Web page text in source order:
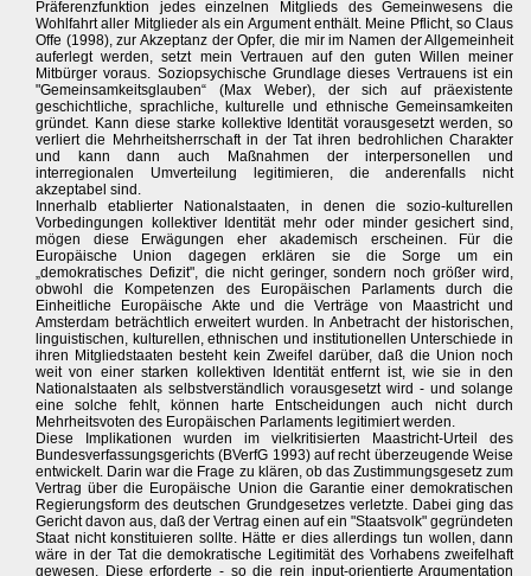
Präferenzfunktion jedes einzelnen Mitglieds des Gemeinwesens die
Wohlfahrt aller Mitglieder als ein Argument enthält. Meine Pflicht, so Claus
Offe (1998), zur Akzeptanz der Opfer, die mir im Namen der Allgemeinheit
auferlegt werden, setzt mein Vertrauen auf den guten Willen meiner
Mitbürger voraus. Soziopsychische Grundlage dieses Vertrauens ist ein
"Gemeinsamkeitsglauben“ (Max Weber), der sich auf präexistente
geschichtliche, sprachliche, kulturelle und ethnische Gemeinsamkeiten
gründet. Kann diese starke kollektive Identität vorausgesetzt werden, so
verliert die Mehrheitsherrschaft in der Tat ihren bedrohlichen Charakter
und kann dann auch Maßnahmen der interpersonellen und
interregionalen Umverteilung legitimieren, die anderenfalls nicht
akzeptabel sind.
Innerhalb etablierter Nationalstaaten, in denen die sozio-kulturellen
Vorbedingungen kollektiver Identität mehr oder minder gesichert sind,
mögen diese Erwägungen eher akademisch erscheinen. Für die
Europäische Union dagegen erklären sie die Sorge um ein
„demokratisches Defizit", die nicht geringer, sondern noch größer wird,
obwohl die Kompetenzen des Europäischen Parlaments durch die
Einheitliche Europäische Akte und die Verträge von Maastricht und
Amsterdam beträchtlich erweitert wurden. In Anbetracht der historischen,
linguistischen, kulturellen, ethnischen und institutionellen Unterschiede in
ihren Mitgliedstaaten besteht kein Zweifel darüber, daß die Union noch
weit von einer starken kollektiven Identität entfernt ist, wie sie in den
Nationalstaaten als selbstverständlich vorausgesetzt wird - und solange
eine solche fehlt, können harte Entscheidungen auch nicht durch
Mehrheitsvoten des Europäischen Parlaments legitimiert werden.
Diese Implikationen wurden im vielkritisierten Maastricht-Urteil des
Bundesverfassungsgerichts (BVerfG 1993) auf recht überzeugende Weise
entwickelt. Darin war die Frage zu klären, ob das Zustimmungsgesetz zum
Vertrag über die Europäische Union die Garantie einer demokratischen
Regierungsform des deutschen Grundgesetzes verletzte. Dabei ging das
Gericht davon aus, daß der Vertrag einen auf ein "Staatsvolk" gegründeten
Staat nicht konstituieren sollte. Hätte er dies allerdings tun wollen, dann
wäre in der Tat die demokratische Legitimität des Vorhabens zweifelhaft
gewesen. Diese erforderte - so die rein input-orientierte Argumentation